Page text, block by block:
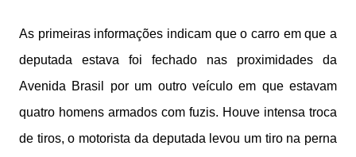
As primeiras informações indicam que o carro em que a
deputada estava foi fechado nas proximidades da
Avenida Brasil por um outro veículo em que estavam
quatro homens armados com fuzis. Houve intensa troca
de tiros, o motorista da deputada levou um tiro na perna